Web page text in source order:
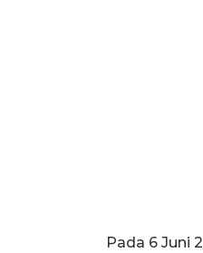
Pada 6 Juni